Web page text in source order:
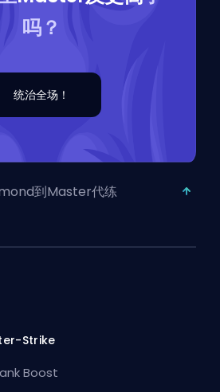
吗？
统治全场！
到Master代练
Strike
Boost